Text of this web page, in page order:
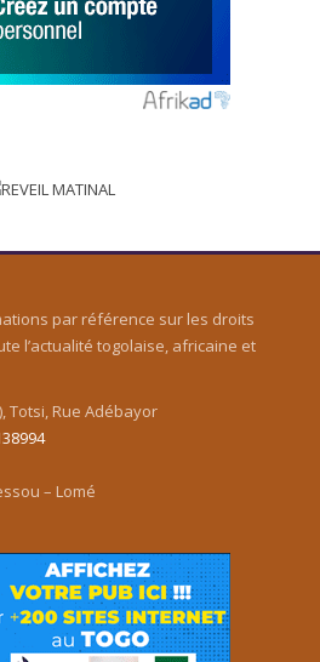
par référence sur les droits
l’actualité togolaise, africaine et
Totsi, Rue Adébayor
– Lomé